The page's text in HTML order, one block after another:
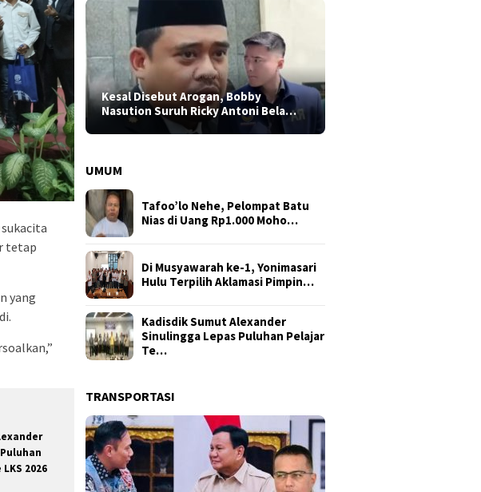
tetap
yang
2026
Kesal Disebut Arogan, Bobby
Nasution Suruh Ricky Antoni Bela…
UMUM
Tafoo’lo Nehe, Pelompat Batu
Nias di Uang Rp1.000 Moho…
Di Musyawarah ke-1, Yonimasari
Hulu Terpilih Aklamasi Pimpin…
Kadisdik Sumut Alexander
Sinulingga Lepas Puluhan Pelajar
Te…
TRANSPORTASI